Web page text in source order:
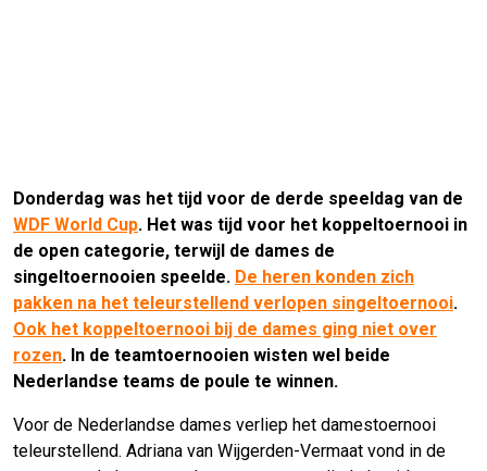
Donderdag was het tijd voor de derde speeldag van de
WDF World Cup. Het was tijd voor het koppeltoernooi in
de open categorie, terwijl de dames de
singeltoernooien speelde. De heren konden zich
pakken na het teleurstellend verlopen singeltoernooi.
Ook het koppeltoernooi bij de dames ging niet over
rozen. In de teamtoernooien wisten wel beide
Nederlandse teams de poule te winnen.
Voor de Nederlandse dames verliep het damestoernooi
teleurstellend. Adriana van Wijgerden-Vermaat vond in de